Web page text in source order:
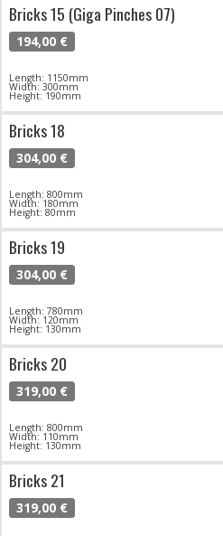
Bricks 15 (Giga Pinches 07)
194,00 €
Length: 1150mm
Width: 300mm
Height: 190mm
Bricks 18
304,00 €
Length: 800mm
Width: 180mm
Height: 80mm
Bricks 19
304,00 €
Length: 780mm
Width: 120mm
Height: 130mm
Bricks 20
319,00 €
Length: 800mm
Width: 110mm
Height: 130mm
Bricks 21
319,00 €